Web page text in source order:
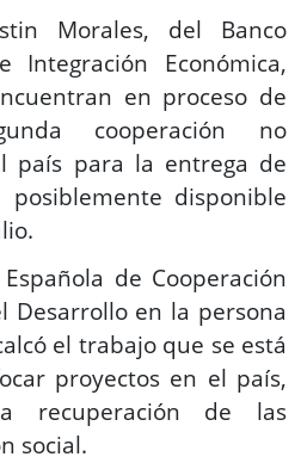
Morales, del Banco
Integración Económica,
en proceso de
cooperación no
país para la entrega de
disponible
de Cooperación
Desarrollo en la persona
el trabajo que se está
proyectos en el país,
recuperación de las
social.